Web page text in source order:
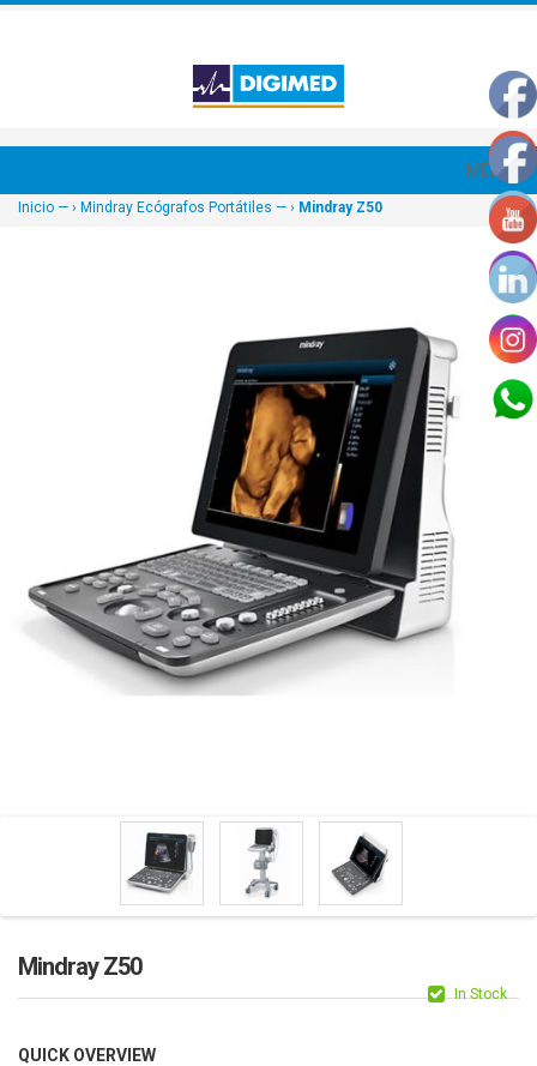
MENU
Inicio — › Mindray Ecógrafos Portátiles — › Mindray Z50
Mindray Z50
In Stock
QUICK OVERVIEW